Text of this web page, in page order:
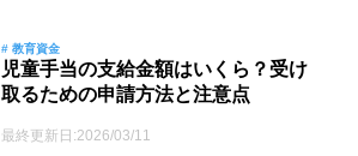
# 教育資金
児童手当の支給金額はいくら？受け
取るための申請方法と注意点
最終更新日:2026/03/11